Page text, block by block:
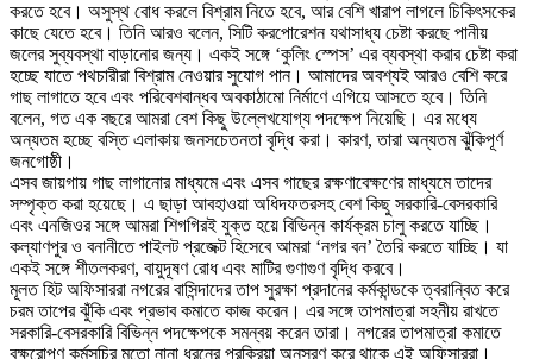
করতে হবে। অসুস্থ বোধ করলে বিশ্রাম নিতে হবে, আর বেশি খারাপ লাগলে চিকিৎসকের
কাছে যেতে হবে। তিনি আরও বলেন, সিটি করপোরেশন যথাসাধ্য চেষ্টা করছে পানীয়
জলের সুব্যবস্থা বাড়ানোর জন্য। একই সঙ্গে ‘কুলিং স্পেস’ এর ব্যবস্থা করার চেষ্টা করা
হচ্ছে যাতে পথচারীরা বিশ্রাম নেওয়ার সুযোগ পান। আমাদের অবশ্যই আরও বেশি করে
গাছ লাগাতে হবে এবং পরিবেশবান্ধব অবকাঠামো নির্মাণে এগিয়ে আসতে হবে। তিনি
বলেন, গত এক বছরে আমরা বেশ কিছু উল্লেখযোগ্য পদক্ষেপ নিয়েছি। এর মধ্যে
অন্যতম হচ্ছে বস্তি এলাকায় জনসচেতনতা বৃদ্ধি করা। কারণ, তারা অন্যতম ঝুঁকিপূর্ণ
জনগোষ্ঠী।
এসব জায়গায় গাছ লাগানোর মাধ্যমে এবং এসব গাছের রক্ষণাবেক্ষণের মাধ্যমে তাদের
সম্পৃক্ত করা হয়েছে। এ ছাড়া আবহাওয়া অধিদফতরসহ বেশ কিছু সরকারি-বেসরকারি
এবং এনজিওর সঙ্গে আমরা শিগগিরই যুক্ত হয়ে বিভিন্ন কার্যক্রম চালু করতে যাচ্ছি।
কল্যাণপুর ও বনানীতে পাইলট প্রজেক্ট হিসেবে আমরা ‘নগর বন’ তৈরি করতে যাচ্ছি। যা
একই সঙ্গে শীতলকরণ, বায়ুদূষণ রোধ এবং মাটির গুণাগুণ বৃদ্ধি করবে।
মূলত হিট অফিসাররা নগরের বাসিন্দাদের তাপ সুরক্ষা প্রদানের কর্মকান্ডকে ত্বরান্বিত করে
চরম তাপের ঝুঁকি এবং প্রভাব কমাতে কাজ করেন। এর সঙ্গে তাপমাত্রা সহনীয় রাখতে
সরকারি-বেসরকারি বিভিন্ন পদক্ষেপকে সমন্বয় করেন তারা। নগরের তাপমাত্রা কমাতে
বৃক্ষরোপণ কর্মসূচির মতো নানা ধরনের প্রক্রিয়া অনুসরণ করে থাকে এই অফিসাররা।